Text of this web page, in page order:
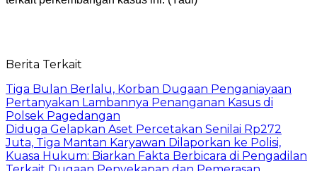
Berita Terkait
Tiga Bulan Berlalu, Korban Dugaan Penganiayaan
Pertanyakan Lambannya Penanganan Kasus di
Polsek Pagedangan
Diduga Gelapkan Aset Percetakan Senilai Rp272
Juta, Tiga Mantan Karyawan Dilaporkan ke Polisi,
Kuasa Hukum: Biarkan Fakta Berbicara di Pengadilan